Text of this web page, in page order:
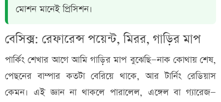
মোশন মানেই প্রিসিশন।
বেসিক্স: রেফারেন্স পয়েন্ট, মিরর, গাড়ির মাপ
পার্কিং শেখার আগে আমি গাড়ির মাপ বুঝেছি—নাক কোথায় শেষ,
পেছনের বাম্পার কতটা বেরিয়ে থাকে, আর টার্নিং রেডিয়াস
কেমন। এই জ্ঞান না থাকলে পারালেল, এঙ্গেল বা গ্যারেজ—